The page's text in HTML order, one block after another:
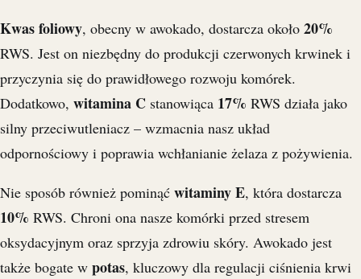
Kwas foliowy, obecny w awokado, dostarcza około 20%
RWS. Jest on niezbędny do produkcji czerwonych krwinek i
przyczynia się do prawidłowego rozwoju komórek.
Dodatkowo, witamina C stanowiąca 17% RWS działa jako
silny przeciwutleniacz – wzmacnia nasz układ
odpornościowy i poprawia wchłanianie żelaza z pożywienia.
Nie sposób również pominąć witaminy E, która dostarcza
10% RWS. Chroni ona nasze komórki przed stresem
oksydacyjnym oraz sprzyja zdrowiu skóry. Awokado jest
także bogate w potas, kluczowy dla regulacji ciśnienia krwi